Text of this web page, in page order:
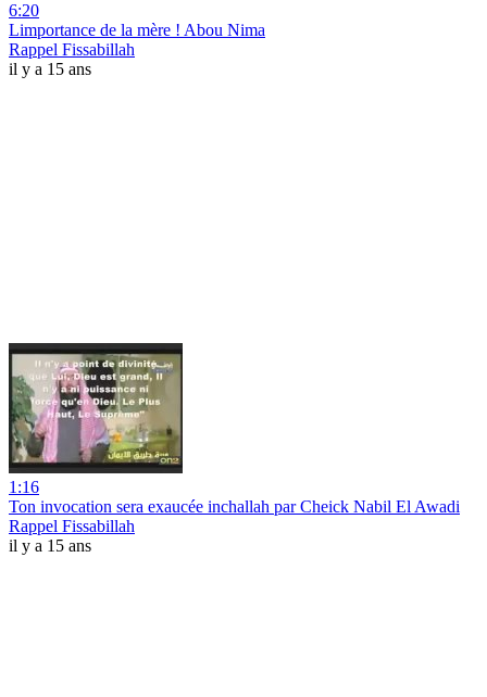
6:20
Limportance de la mère ! Abou Nima
Rappel Fissabillah
il y a 15 ans
1:16
Ton invocation sera exaucée inchallah par Cheick Nabil El Awadi
Rappel Fissabillah
il y a 15 ans